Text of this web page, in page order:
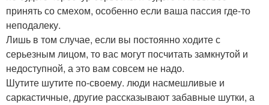
принять со смехом, особенно если ваша пассия где-то
неподалеку.
Лишь в том случае, если вы постоянно ходите с
серьезным лицом, то вас могут посчитать замкнутой и
недоступной, а это вам совсем не надо.
Шутите шутите по-своему. люди насмешливые и
саркастичные, другие рассказывают забавные шутки, а